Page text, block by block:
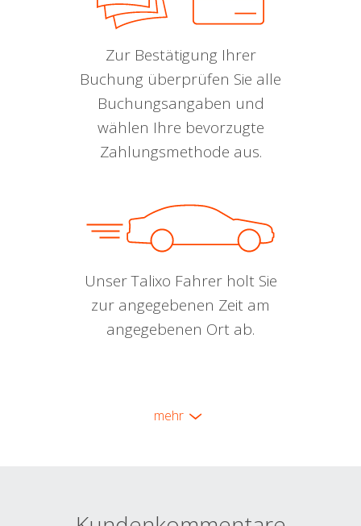
Zur Bestätigung Ihrer
Buchung überprüfen Sie alle
Buchungsangaben und
wählen Ihre bevorzugte
Zahlungsmethode aus.
Unser Talixo Fahrer holt Sie
zur angegebenen Zeit am
angegebenen Ort ab.
mehr